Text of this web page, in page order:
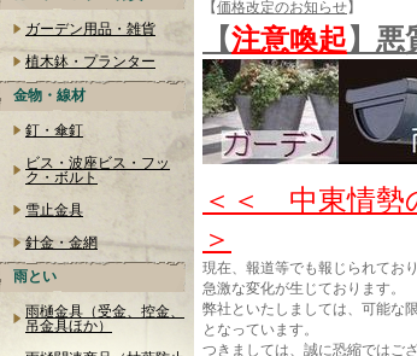
ガーデン用品・雑貨
植木鉢・プランター
金物・線材
釘・傘釘
ビス・波座ビス・フッ
ク・ボルト
雪止金具
針金・金網
雨とい
雨樋金具（受金、控金、
吊金具ほか）
【価格改定のお知らせ】
【注意喚起】悪
＜＜ 中東情勢
＞
現在、報道等でも報じられてお
急激な変化が生じております。
弊社といたしましては、可能な
となっています。
つきましては、誠に恐縮ではご